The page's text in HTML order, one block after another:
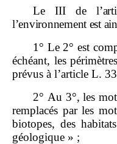
Le
III de
l’environnement est
1° Le 2° est
échéant, les
prévus à l’article L.
2° Au 3°, les
remplacés par les
biotopes, des
géologique » ;